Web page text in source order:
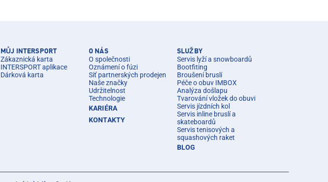
MŮJ INTERSPORT
Zákaznická karta
INTERSPORT aplikace
Dárková karta
O NÁS
O společnosti
Oznámení o fúzi
Síť partnerských prodejen
Naše značky
Udržitelnost
Technologie
KARIÉRA
KONTAKTY
SLUŽBY
Servis lyží a snowboardů
Bootfiting
Broušení bruslí
Péče o obuv IMBOX
Analýza došlapu
Tvarování vložek do obuvi
Servis jízdních kol
Servis inline bruslí a
skateboardů
Servis tenisových a
squashových raket
BLOG